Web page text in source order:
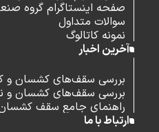
صفحه اینستاگرام گروه
سوالات متداول
نمونه کاتالوگ
آخرین اخبار
بررسی سقف‌های کشسان و
بررسی سقف‌های کشسان و
راهنمای جامع سقف
ارتباط با ما